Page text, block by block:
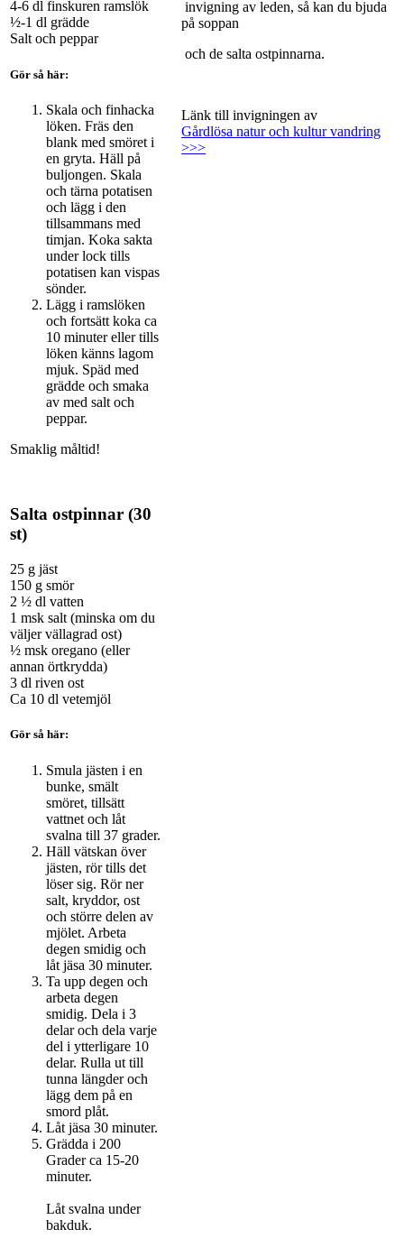
4-6 dl finskuren ramslök
½-1 dl grädde
Salt och peppar
Gör så här:
Skala och finhacka
löken. Fräs den
blank med smöret i
en gryta. Häll på
buljongen. Skala
och tärna potatisen
och lägg i den
tillsammans med
timjan. Koka sakta
under lock tills
potatisen kan vispas
sönder.
Lägg i ramslöken
och fortsätt koka ca
10 minuter eller tills
löken känns lagom
mjuk. Späd med
grädde och smaka
av med salt och
peppar.
Smaklig måltid!
Salta ostpinnar (30
st)
25 g jäst
150 g smör
2 ½ dl vatten
1 msk salt (minska om du
väljer vällagrad ost)
½ msk oregano (eller
annan örtkrydda)
3 dl riven ost
Ca 10 dl vetemjöl
Gör så här:
Smula jästen i en
bunke, smält
smöret, tillsätt
vattnet och låt
svalna till 37 grader.
Häll vätskan över
jästen, rör tills det
löser sig. Rör ner
salt, kryddor, ost
och större delen av
mjölet. Arbeta
degen smidig och
låt jäsa 30 minuter.
Ta upp degen och
arbeta degen
smidig. Dela i 3
delar och dela varje
del i ytterligare 10
delar. Rulla ut till
tunna längder och
lägg dem på en
smord plåt.
Låt jäsa 30 minuter.
Grädda i 200
Grader ca 15-20
minuter.
Låt svalna under
bakduk.
invigning av leden, så kan du bjuda
på soppan
och de salta ostpinnarna.
Länk till invigningen av
Gårdlösa natur och kultur vandring
>>>